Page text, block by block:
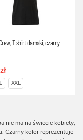
T-shirt damski, czarny
XXL
nie ma na świecie kobiety,
Czarny kolor reprezentuje